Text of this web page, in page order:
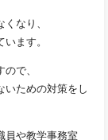
なり、
ます。
で、
いための対策をし
員や教学事務室